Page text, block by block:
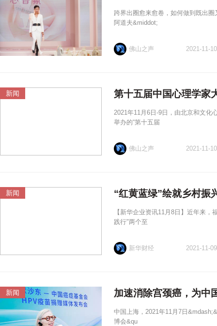
跨界出圈愈来愈卷，如何做到既出
阿道夫&middot;
佛山之声 2021-11-10
新闻 第十五届中国心理学家
2021年11月6日-9日，由北京和文化
举办的“第十五届
佛山之声 2021-11-10
新闻 “红黄蓝绿”绘就乡村
【新华企业资讯11月8日】近年来
践行"两个至
新华财经 2021-11-09
新闻 加速消除宫颈癌，为中
中国上海，2021年11月7日
博会&qu